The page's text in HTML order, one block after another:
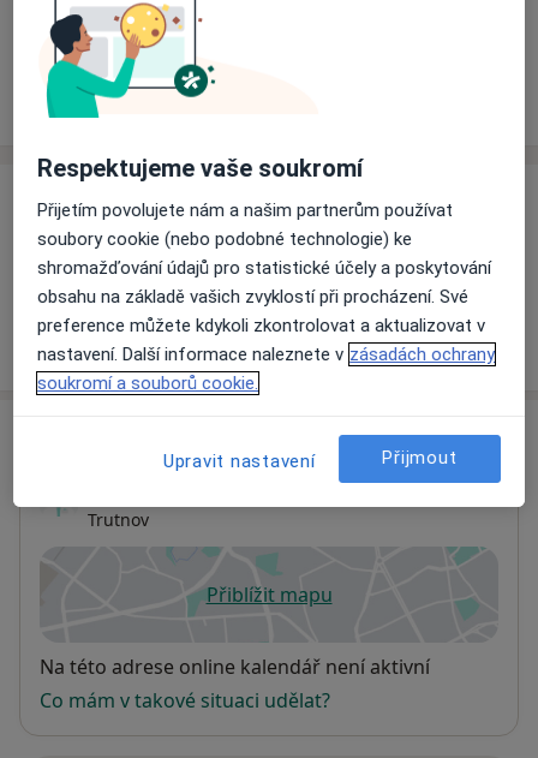
Rezervovat termín
Ceník
Ceník
Informace o službách a cenách nejsou k dispozici
Tento specialista ještě nepřidával žádné informace o
svých službách.
Trutnov
Přiblížit mapuse otevře v nové záložce
Dostupnost
Na této adrese online kalendář není aktivní
Co mám v takové situaci udělat?
Respektujeme vaše soukromí
Přijetím povolujete nám a našim partnerům používat
soubory cookie (nebo podobné technologie) ke
shromažďování údajů pro statistické účely a poskytování
obsahu na základě vašich zvyklostí při procházení. Své
preference můžete kdykoli zkontrolovat a aktualizovat v
nastavení. Další informace naleznete v zásadách ochrany
soukromí a souborů cookie.
Upravit nastavení Přijmout